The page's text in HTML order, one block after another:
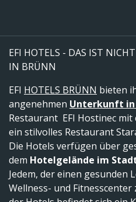
EFI HOTELS - DAS IST
IN BRÜNN
EFI HOTELS BRÜNN bieten
angenehmen Unterkunft in
Restaurant EFI Hostinec
ein stilvolles Restaurant
Die Hotels verfügen über
dem Hotelgelände im
Jedem, der einen gesunden
Wellness- und